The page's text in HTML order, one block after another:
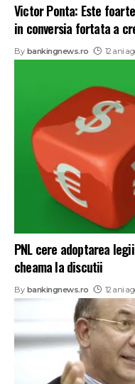
Victor Ponta: Este
in conversia fortata a
By bankingnews.ro 12 ani
PNL cere adoptarea
cheama la discutii
By bankingnews.ro 12 ani